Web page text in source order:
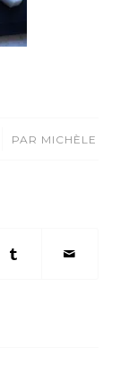
PAR MICHÈLE